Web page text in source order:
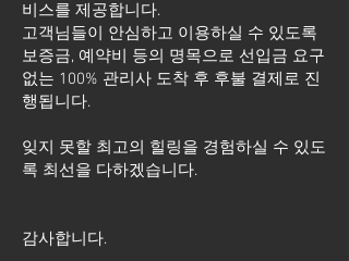
비스를 제공합니다.
고객님들이 안심하고 이용하실 수 있도록
보증금, 예약비 등의 명목으로 선입금 요구
없는 100% 관리사 도착 후 후불 결제로 진
행됩니다.
잊지 못할 최고의 힐링을 경험하실 수 있도
록 최선을 다하겠습니다.
​감사합니다.